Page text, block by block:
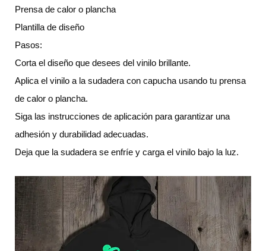
Prensa de calor o plancha
Plantilla de diseño
Pasos:
Corta el diseño que desees del vinilo brillante.
Aplica el vinilo a la sudadera con capucha usando tu prensa
de calor o plancha.
Siga las instrucciones de aplicación para garantizar una
adhesión y durabilidad adecuadas.
Deja que la sudadera se enfríe y carga el vinilo bajo la luz.